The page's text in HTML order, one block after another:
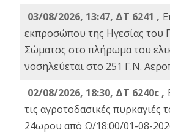
03/08/2026, 13:47, ΔΤ 6241 ,
εκπροσώπου της Ηγεσίας του
Σώματος στο πλήρωμα του
νοσηλεύεται στο 251 Γ.Ν.
02/08/2026, 18:30, ΔΤ 6240c ,
τις αγροτοδασικές πυρκαγιές
24ωρου από Ω/18:00/01-08-